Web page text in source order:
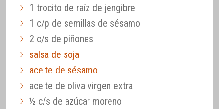
1 trocito de raíz de jengibre
1 c/p de semillas de sésamo
2 c/s de piñones
salsa de soja
aceite de sésamo
aceite de oliva virgen extra
½ c/s de azúcar moreno